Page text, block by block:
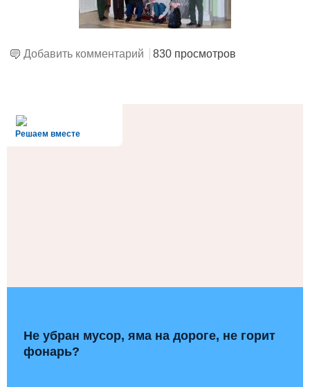
Добавить комментарий 830 просмотров
Решаем вместе
Не убран мусор, яма на дороге, не горит
фонарь?